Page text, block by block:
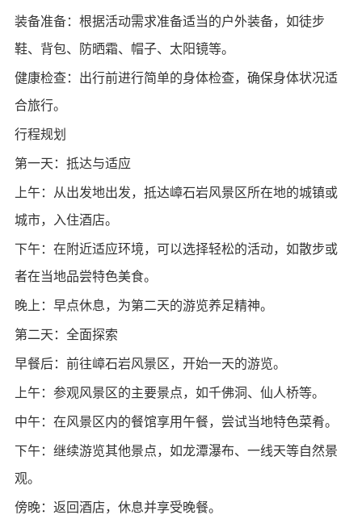
装备准备：根据活动需求准备适当的户外装备，如徒步
鞋、背包、防晒霜、帽子、太阳镜等。
健康检查：出行前进行简单的身体检查，确保身体状况适
合旅行。
行程规划
第一天：抵达与适应
上午：从出发地出发，抵达嶂石岩风景区所在地的城镇或
城市，入住酒店。
下午：在附近适应环境，可以选择轻松的活动，如散步或
者在当地品尝特色美食。
晚上：早点休息，为第二天的游览养足精神。
第二天：全面探索
早餐后：前往嶂石岩风景区，开始一天的游览。
上午：参观风景区的主要景点，如千佛洞、仙人桥等。
中午：在风景区内的餐馆享用午餐，尝试当地特色菜肴。
下午：继续游览其他景点，如龙潭瀑布、一线天等自然景
观。
傍晚：返回酒店，休息并享受晚餐。